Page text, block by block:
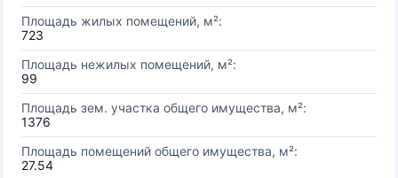
Площадь жилых помещений, м²:
723
Площадь нежилых помещений, м²:
99
Площадь зем. участка общего имущества, м²:
1376
Площадь помещений общего имущества, м²:
27.54